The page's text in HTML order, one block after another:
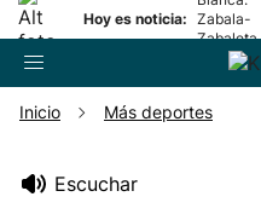
Hoy es noticia: Zabala-
la final
Inicio Más deportes
Escuchar